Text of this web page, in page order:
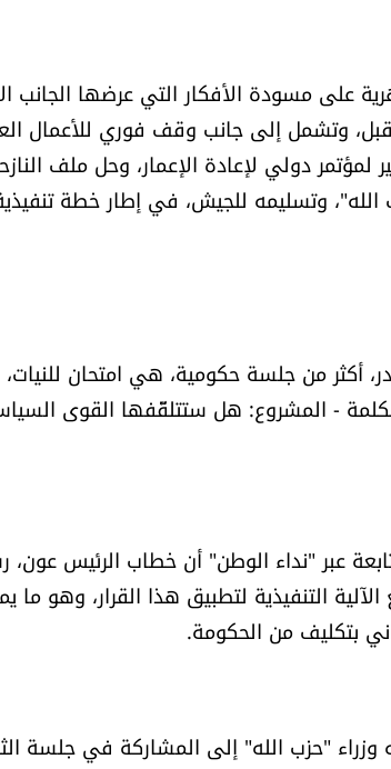
على مسودة الأفكار التي عرضها
وتشمل إلى جانب وقف فوري للأعمال
لمؤتمر دولي لإعادة الإعمار، وحل ملف
وتسليمه للجيش، في إطار خطة
أكثر من جلسة حكومية، هي امتحان
- المشروع: هل ستتلقّفها القوى
عبر "نداء الوطن" أن خطاب الرئيس
التنفيذية لتطبيق هذا القرار، وهو
بتكليف من الحكومة.
"حزب الله" إلى المشاركة في جلسة